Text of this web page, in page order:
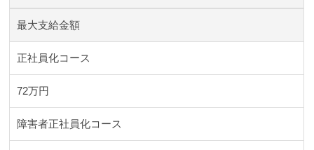
最大支給金額
正社員化コース
72万円
障害者正社員化コース